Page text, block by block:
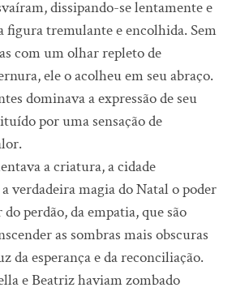
dissipando-se lentamente e
figura tremulante e encolhida. Sem
com um olhar repleto de
ele o acolheu em seu abraço.
dominava a expressão de seu
por uma sensação de
a criatura, a cidade
verdadeira magia do Natal o poder
perdão, da empatia, que são
as sombras mais obscuras
da esperança e da reconciliação.
e Beatriz haviam zombado